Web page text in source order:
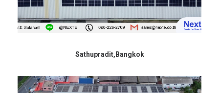
Sathupradit,Bangkok